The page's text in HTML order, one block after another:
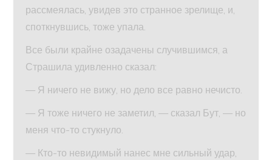
рассмеялась, увидев это странное зрелище, и,
споткнувшись, тоже упала.
Все были крайне озадачены случившимся, а
Страшила удивленно сказал:
— Я ничего не вижу, но дело все равно нечисто.
— Я тоже ничего не заметил, — сказал Бут, — но
меня что-то стукнуло.
— Кто-то невидимый нанес мне сильный удар,